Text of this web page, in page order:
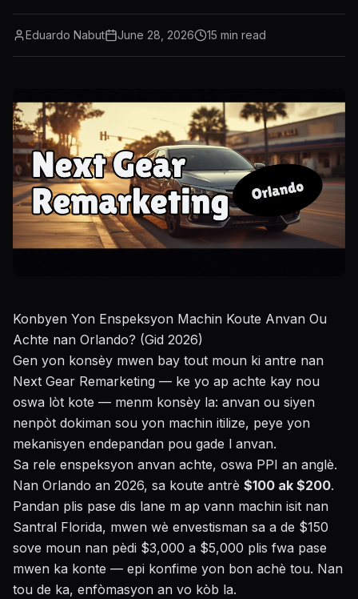
Eduardo Nabut June 28, 2026 15 min read
Konbyen Yon Enspeksyon Machin Koute Anvan Ou
Achte nan Orlando? (Gid 2026)
Gen yon konsèy mwen bay tout moun ki antre nan
Next Gear Remarketing — ke yo ap achte kay nou
oswa lòt kote — menm konsèy la: anvan ou siyen
nenpòt dokiman sou yon machin itilize, peye yon
mekanisyen endepandan pou gade l anvan.
Sa rele enspeksyon anvan achte, oswa PPI an anglè.
Nan Orlando an 2026, sa koute antrè $100 ak $200.
Pandan plis pase dis lane m ap vann machin isit nan
Santral Florida, mwen wè envestisman sa a de $150
sove moun nan pèdi $3,000 a $5,000 plis fwa pase
mwen ka konte — epi konfime yon bon achè tou. Nan
tou de ka, enfòmasyon an vo kòb la.